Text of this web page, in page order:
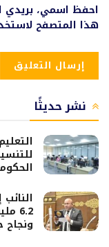
احفظ اسمي، بريدي
هذا المتصفح
نشر حديثًا